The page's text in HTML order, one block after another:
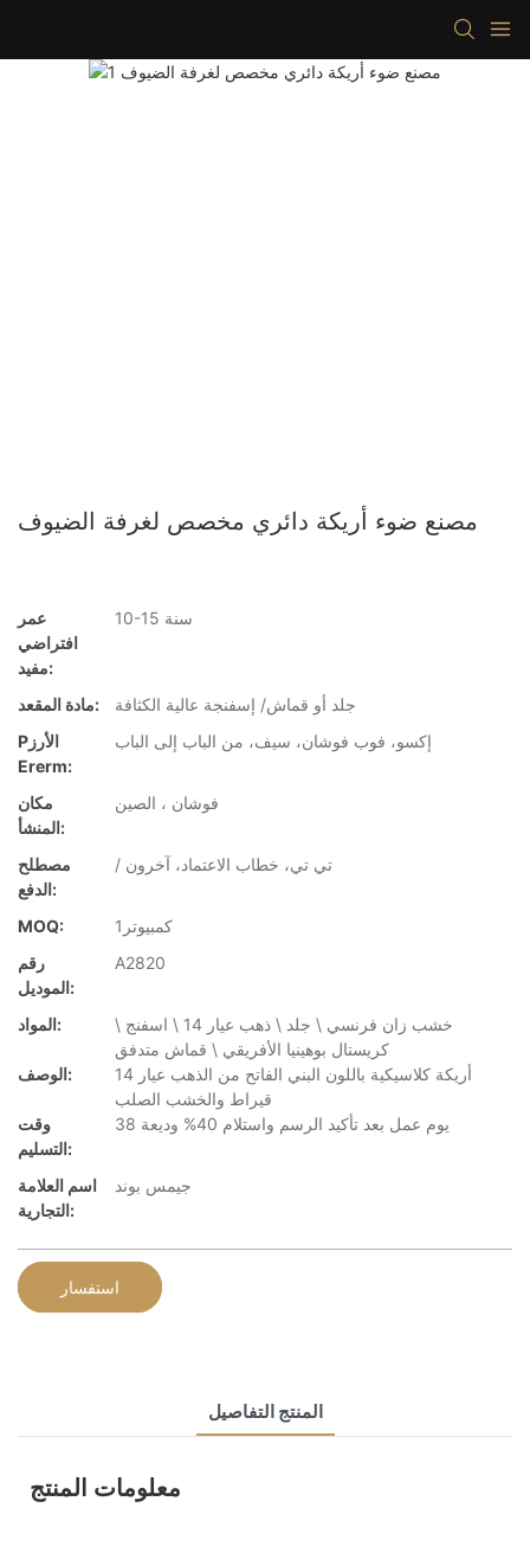
مصنع ضوء أريكة دائري مخصص لغرفة الضيوف
عمر
افتراضي
مفيد:
10-15 سنة
مادة المقعد:
جلد أو قماش/ إسفنجة عالية الكثافة
Pالأرز
Ererm:
إكسو، فوب فوشان، سيف، من الباب إلى الباب
مكان
المنشأ:
فوشان ، الصين
مصطلح
الدفع:
/ تي تي، خطاب الاعتماد، آخرون
MOQ:
كمبيوتر1
رقم
الموديل:
A2820
المواد:
خشب زان فرنسي \ جلد \ ذهب عيار 14 \ اسفنج \
كريستال بوهينيا الأفريقي \ قماش متدفق
الوصف:
أريكة كلاسيكية باللون البني الفاتح من الذهب عيار 14
قيراط والخشب الصلب
وقت
التسليم:
38 يوم عمل بعد تأكيد الرسم واستلام 40% وديعة
اسم العلامة
التجارية:
جيمس بوند
استفسار
المنتج التفاصيل
معلومات المنتج